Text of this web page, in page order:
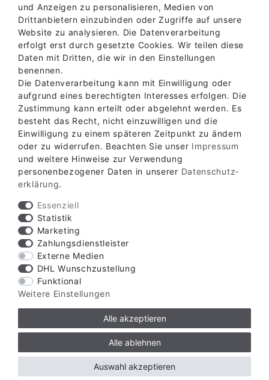
Verfügbare Zahlungsarten
Verfügbare Versandarten
ZZW Zauntechnik GmbH & Co. KG
und Anzeigen zu personalisieren, Medien von
Drittanbietern einzubinden oder Zugriffe auf unsere
Website zu analysieren. Die Datenverarbeitung
erfolgt erst durch gesetzte Cookies. Wir teilen diese
Daten mit Dritten, die wir in den Einstellungen
benennen.
Die Datenverarbeitung kann mit Einwilligung oder
aufgrund eines berechtigten Interesses erfolgen. Die
Zustimmung kann erteilt oder abgelehnt werden. Es
besteht das Recht, nicht einzuwilligen und die
Einwilligung zu einem späteren Zeitpunkt zu ändern
oder zu widerrufen. Beachten Sie unser Impressum
und weitere Hinweise zur Verwendung
personenbezogener Daten in unserer Daten­schutz­
erklärung.
Essenziell
Statistik
Marketing
Zahlungsdienstleister
Externe Medien
DHL Wunschzustellung
Funktional
Weitere Einstellungen
Alle akzeptieren
Alle ablehnen
Auswahl akzeptieren